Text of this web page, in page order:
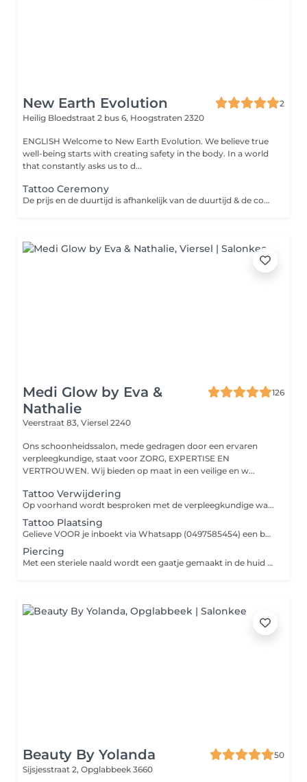
New Earth Evolution
2
Heilig Bloedstraat 2 bus 6, Hoogstraten 2320
ENGLISH Welcome to New Earth Evolution. We believe true
well-being starts with creating safety in the body. In a world
that constantly asks us to d...
Tattoo Ceremony
De prijs en de duurtijd is afhankelijk van de duurtijd & de complexiteit van de tattoeage.
Medi Glow by Eva &
Nathalie
126
Veerstraat 83, Viersel 2240
Ons schoonheidssalon, mede gedragen door een ervaren
verpleegkundige, staat voor ZORG, EXPERTISE EN
VERTROUWEN. Wij bieden op maat in een veilige en w...
Tattoo Verwijdering
Op voorhand wordt besproken met de verpleegkundige wat de prijs zal zijn en hoeveel tijd er voorzien moet worden voor het verwijderen van jouw tattoo. Gelieve VOOR je inboekt via Whatsapp (0497 58 54 54) een bericht te sturen van je tattoo om af te stemmen hoe lang het voor jouw persoonlijke tattoo zal duren. De nazorg na tatoeageverwijdering richt zich op het beschermen van de huid tegen infecties en het bevorderen van genezing. Bescherm tegen zonlicht. Vermijd zwemmen, sauna en intensief zweten voor minstens 2 weken. Reinig de huid voorzichtig met lauwwarm water en milde zeep, dep zachtjes droog en breng kalmerende zalf aan. Krab niet aan de huid en laat blaren en korstjes met rust , zodat littekenvorming wordt voorkomen. Direct na de behandeling : De huid wordt direct wit, wat een normaal en goed teken is dat de inkt wordt afgebroken. Dit trekt snel weg. Zwelling, roodheid en jeuk zijn normale reacties. Breng een koude kompres aan. Lange termijn nazorg: Breng een kalmerende nazorgcreme aan om uitdroging te voorkomen en het herstel te bevorderen. Vermijd zon gedurende de hele behandelperiode. Draag losse, schone en ademende kledij om wrijving en irritatie op de gevoelige huid te voorkomen. WAT TE VERMIJDEN Zonlicht en zonnebank Sauna en zwemmen Intensieve lichamelijke inspanningen.
Tattoo Plaatsing
Gelieve VOOR je inboekt via Whatsapp (0497585454) een bericht te sturen van je tattoo om af te stemmen hoe lang het voor jouw persoonlijke tattoo zal duren. Verwittig ons op tijd als de afspraak niet kan nageleefd worden. Bij het niet verwittigen 24 uur op voorhand zal de tijd die we moeten vrijhouden aangerekend worden.
Piercing
Met een steriele naald wordt een gaatje gemaakt in de huid om een sieraad in te steken, dit door een professionele piercer. Bij binnenkomst kan u de plaats melden waar je een piercing wil alsook het juweel zelf.
Beauty By Yolanda
50
Sijsjesstraat 2, Opglabbeek 3660